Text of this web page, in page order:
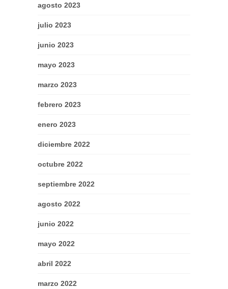
agosto 2023
julio 2023
junio 2023
mayo 2023
marzo 2023
febrero 2023
enero 2023
diciembre 2022
octubre 2022
septiembre 2022
agosto 2022
junio 2022
mayo 2022
abril 2022
marzo 2022